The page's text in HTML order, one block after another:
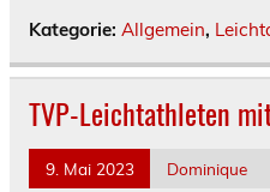
Kategorie: Allgemein,
TVP-Leichtathleten
9. Mai 2023 Dominique